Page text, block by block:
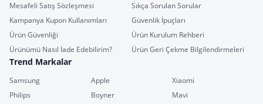
Mesafeli Satış Sözleşmesi
Sıkça Sorulan Sorular
Kampanya Kupon Kullanımları
Güvenlik İpuçları
Ürün Güvenliği
Ürün Kurulum Rehberi
Ürünümü Nasıl İade Edebilirim?
Ürün Geri Çekme Bilgilendirmeleri
Trend Markalar
Samsung Apple
Xiaomi
Philips
Boyner
Mavi